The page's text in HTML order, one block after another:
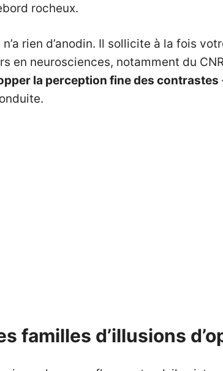
rocheux.
n’a rien d’anodin. Il sollicite à la fois
en neurosciences, notamment du
la perception fine des contrastes
familles d’illusions